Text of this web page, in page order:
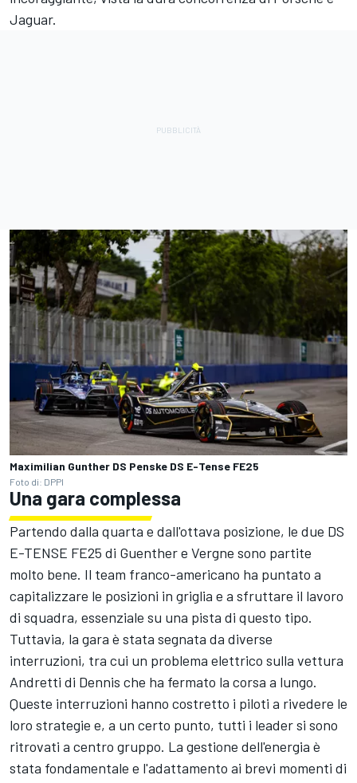
Jaguar.
Maximilian Gunther DS Penske DS E-Tense FE25
Foto di: DPPI
Una gara complessa
Partendo dalla quarta e dall'ottava posizione, le due DS
E-TENSE FE25 di Guenther e Vergne sono partite
molto bene. Il team franco-americano ha puntato a
capitalizzare le posizioni in griglia e a sfruttare il lavoro
di squadra, essenziale su una pista di questo tipo.
Tuttavia, la gara è stata segnata da diverse
interruzioni, tra cui un problema elettrico sulla vettura
Andretti di Dennis che ha fermato la corsa a lungo.
Queste interruzioni hanno costretto i piloti a rivedere le
loro strategie e, a un certo punto, tutti i leader si sono
ritrovati a centro gruppo. La gestione dell'energia è
stata fondamentale e l'adattamento ai brevi momenti di